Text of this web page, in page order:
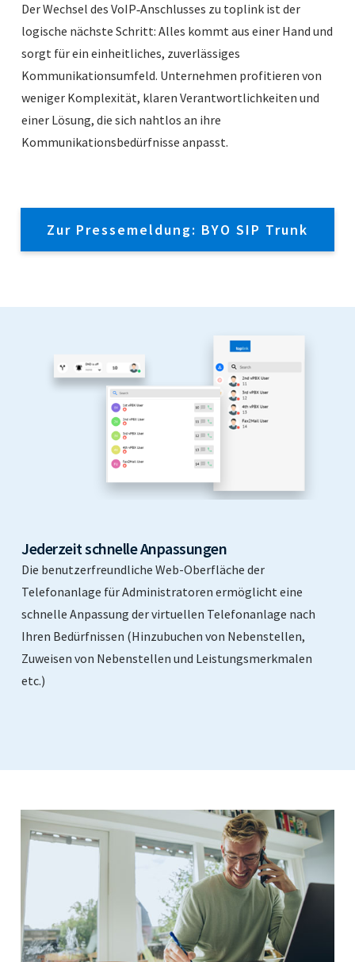
Der Wechsel des VoIP‑Anschlusses zu toplink ist der
logische nächste Schritt: Alles kommt aus einer Hand und
sorgt für ein einheitliches, zuverlässiges
Kommunikationsumfeld. Unternehmen profitieren von
weniger Komplexität, klaren Verantwortlichkeiten und
einer Lösung, die sich nahtlos an ihre
Kommunikationsbedürfnisse anpasst.
Zur Pressemeldung: BYO SIP Trunk
Jederzeit schnelle Anpassungen
Die benutzerfreundliche Web-Oberfläche der
Telefonanlage für Administratoren ermöglicht eine
schnelle Anpassung der virtuellen Telefonanlage nach
Ihren Bedürfnissen (Hinzubuchen von Nebenstellen,
Zuweisen von Nebenstellen und Leistungsmerkmalen
etc.)